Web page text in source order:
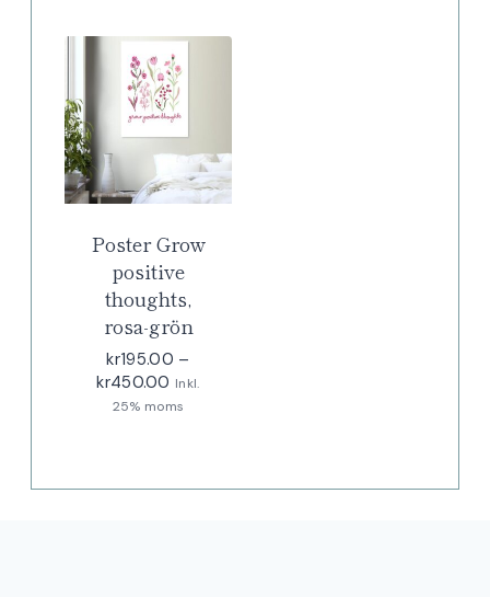
kr650.00.
Poster Grow
positive
thoughts,
rosa-grön
kr195.00 –
kr450.00 Prisintervall:
kr195.00
Inkl.
25% moms